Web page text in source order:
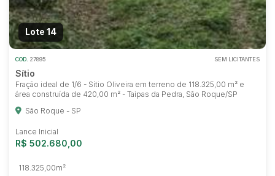
Lote 14
COD. 27895 SEM LICITANTES
Sítio
Fração ideal de 1/6 - Sítio Oliveira em terreno de 118.325,00 m² e
área construída de 420,00 m² - Taipas da Pedra, São Roque/SP
São Roque - SP
Lance Inicial
R$ 502.680,00
118.325,00m²